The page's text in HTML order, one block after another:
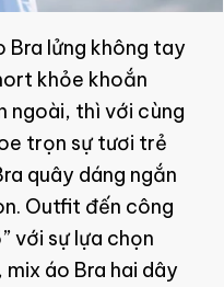
Bra lửng không tay
khỏe khoắn
ngoài, thì với cùng
trọn sự tươi trẻ
quây dáng ngắn
Outfit đến công
với sự lựa chọn
áo Bra hai dây